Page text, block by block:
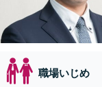
職場いじめ